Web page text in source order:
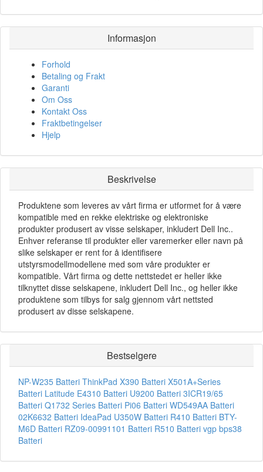
Informasjon
Forhold
Betaling og Frakt
Garanti
Om Oss
Kontakt Oss
Fraktbetingelser
Hjelp
Beskrivelse
Produktene som leveres av vårt firma er utformet for å være
kompatible med en rekke elektriske og elektroniske
produkter produsert av visse selskaper, inkludert Dell Inc..
Enhver referanse til produkter eller varemerker eller navn på
slike selskaper er rent for å identifisere
utstyrsmodellmodellene med som våre produkter er
kompatible. Vårt firma og dette nettstedet er heller ikke
tilknyttet disse selskapene, inkludert Dell Inc., og heller ikke
produktene som tilbys for salg gjennom vårt nettsted
produsert av disse selskapene.
Bestselgere
NP-W235 Batteri ThinkPad X390 Batteri X501A+Series
Batteri Latitude E4310 Batteri U9200 Batteri 3ICR19/65
Batteri Q1732 Series Batteri Pi06 Batteri WD549AA Batteri
02K6632 Batteri IdeaPad U350W Batteri R410 Batteri BTY-
M6D Batteri RZ09-00991101 Batteri R510 Batteri vgp bps38
Batteri